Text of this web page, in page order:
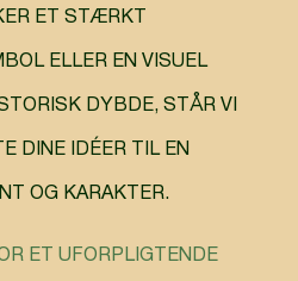
ET STÆRKT
ELLER EN VISUEL
DYBDE, STÅR VI
DINE IDÉER TIL EN
OG KARAKTER.
ET UFORPLIGTENDE